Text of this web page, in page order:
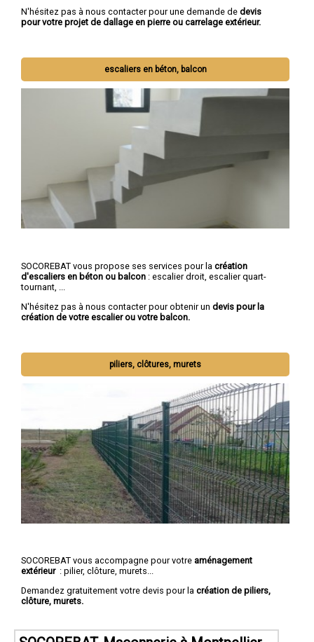
N'hésitez pas à nous contacter pour une demande de devis
pour votre projet de dallage en pierre ou carrelage extérieur.
escaliers en béton, balcon
SOCOREBAT vous propose ses services pour la création
d'escaliers en béton ou balcon : escalier droit, escalier quart-
tournant, ...
N'hésitez pas à nous contacter pour obtenir un devis pour la
création de votre escalier ou votre balcon.
piliers, clôtures, murets
SOCOREBAT vous accompagne pour votre aménagement
extérieur : pilier, clôture, murets...
Demandez gratuitement votre devis pour la création de piliers,
clôture, murets.